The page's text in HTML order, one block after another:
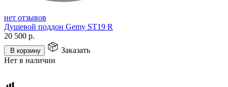
нет отзывов
Душевой поддон Gemy ST19 R
20 500 р.
В корзину
Заказать
Нет в наличии